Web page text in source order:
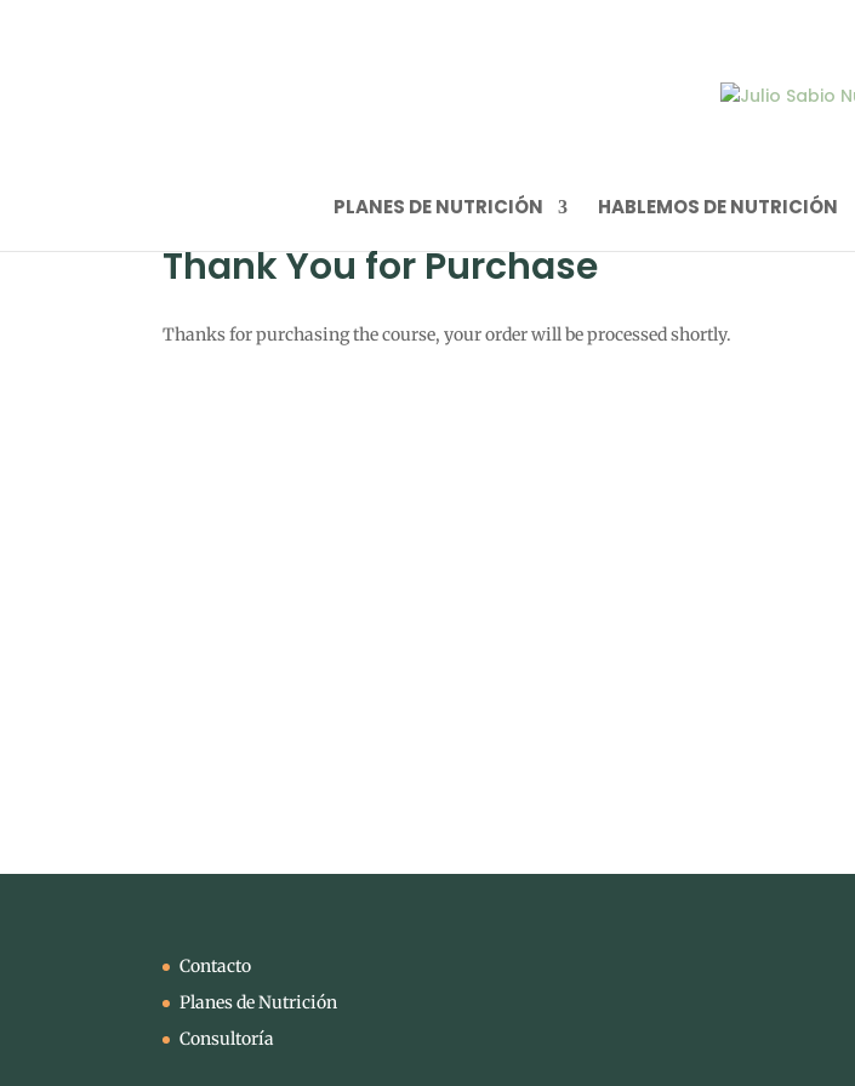
PLANES DE NUTRICIÓN HABLEMOS DE NUTRICIÓN
Thank You for Purchase
Thanks for purchasing the course, your order will be processed shortly.
Contacto
Planes de Nutrición
Consultoría